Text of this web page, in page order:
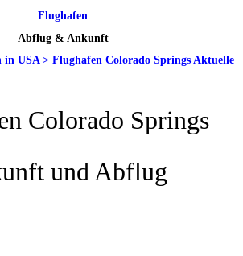
Flughafen
Abflug & Ankunft
in USA > Flughafen Colorado Springs Aktuelle
Colorado Springs
und Abflug